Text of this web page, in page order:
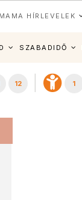
HÍRLEVELEK
SZABADIDŐ
12 1